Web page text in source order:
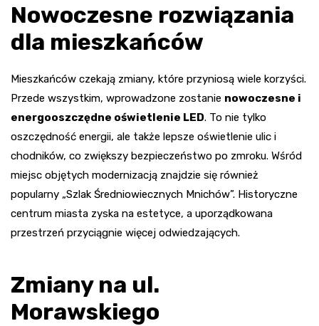
Nowoczesne rozwiązania
dla mieszkańców
Mieszkańców czekają zmiany, które przyniosą wiele korzyści.
Przede wszystkim, wprowadzone zostanie nowoczesne i
energooszczędne oświetlenie LED. To nie tylko
oszczędność energii, ale także lepsze oświetlenie ulic i
chodników, co zwiększy bezpieczeństwo po zmroku. Wśród
miejsc objętych modernizacją znajdzie się również
popularny „Szlak Średniowiecznych Mnichów”. Historyczne
centrum miasta zyska na estetyce, a uporządkowana
przestrzeń przyciągnie więcej odwiedzających.
Zmiany na ul.
Morawskiego